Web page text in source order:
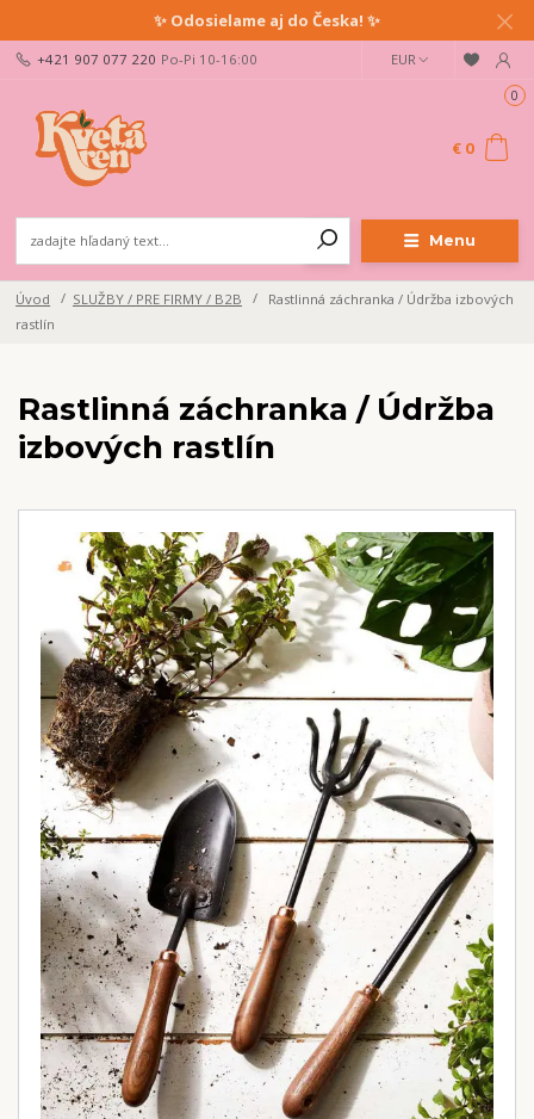
✨ Odosielame aj do Česka! ✨
Menu
EUR
+421 907 077 220 Po-Pi 10-16:00
0
€ 0
Úvod SLUŽBY / PRE FIRMY / B2B
Rastlinná záchranka / Údržba izbových
rastlín
Rastlinná záchranka / Údržba
izbových rastlín